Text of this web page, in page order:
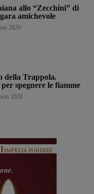
allo “Zecchini” di
amichevole
2026
della Trappola.
spegnere le fiamme
2026